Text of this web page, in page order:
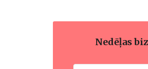
Nedēļas